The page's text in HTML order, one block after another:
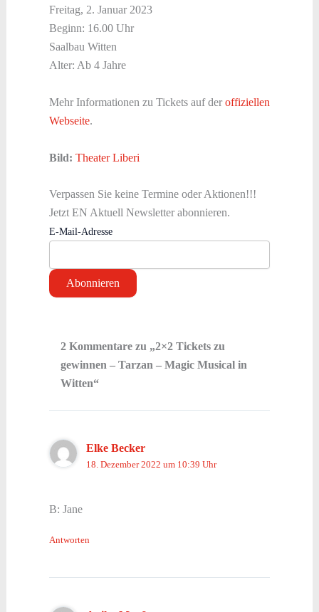
Freitag, 2. Januar 2023
Beginn: 16.00 Uhr
Saalbau Witten
Alter: Ab 4 Jahre
Mehr Informationen zu Tickets auf der offiziellen
Webseite.
Bild: Theater Liberi
Verpassen Sie keine Termine oder Aktionen!!!
Jetzt EN Aktuell Newsletter abonnieren.
E-Mail-Adresse
2 Kommentare zu „2×2 Tickets zu
gewinnen – Tarzan – Magic Musical in
Witten“
Elke Becker
18. Dezember 2022 um 10:39 Uhr
B: Jane
Antworten